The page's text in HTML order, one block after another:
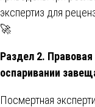
экспертиз для
🚀
Раздел 2.
оспаривании
Посмертная